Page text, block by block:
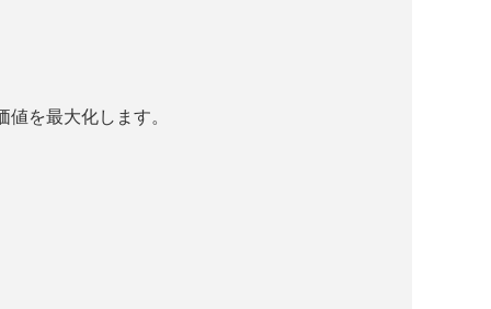
を最大化します。